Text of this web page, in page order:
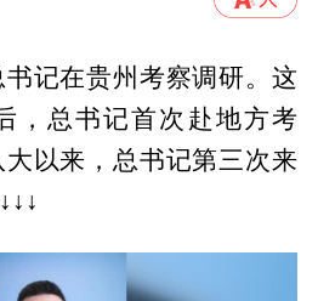
记在贵州考察调研。这
，总书记首次赴地方考
以来，总书记第三次来